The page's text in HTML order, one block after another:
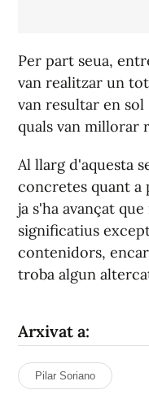
Per part seua,
van realitzar un
van resultar en sol
quals van millorar
Al llarg d'aquesta
concretes quant a
ja s'ha avançat
significatius
contenidors,
troba algun
Arxivat a:
Pilar Soriano